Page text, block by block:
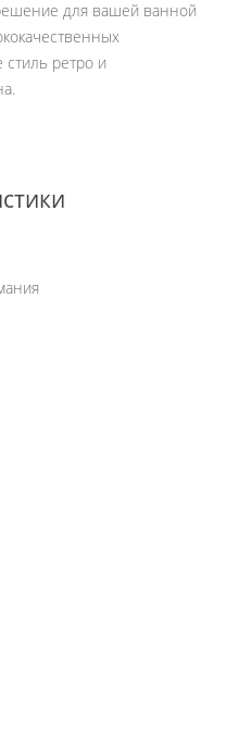
для вашей ванной
стиль ретро и